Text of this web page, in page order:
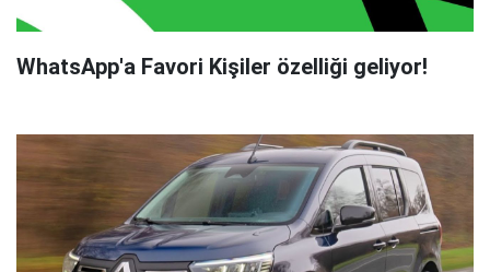
WhatsApp'a Favori Kişiler özelliği geliyor!